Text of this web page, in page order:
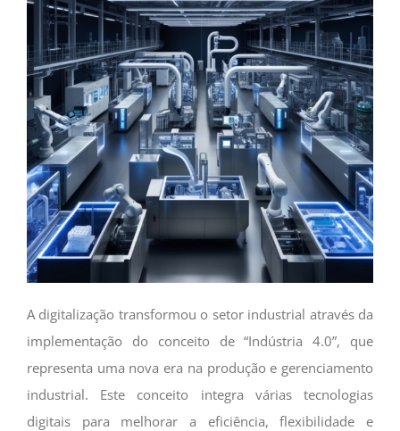
A digitalização transformou o setor industrial através da
implementação do conceito de “Indústria 4.0”, que
representa uma nova era na produção e gerenciamento
industrial. Este conceito integra várias tecnologias
digitais para melhorar a eficiência, flexibilidade e